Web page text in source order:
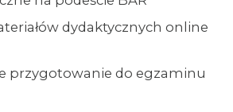
dydaktycznych online
przygotowanie do egzaminu